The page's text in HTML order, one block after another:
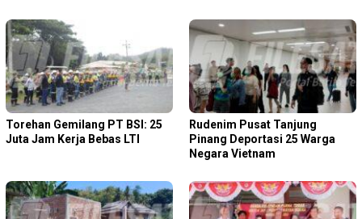
Torehan Gemilang PT BSI: 25
Juta Jam Kerja Bebas LTI
Rudenim Pusat Tanjung
Pinang Deportasi 25 Warga
Negara Vietnam